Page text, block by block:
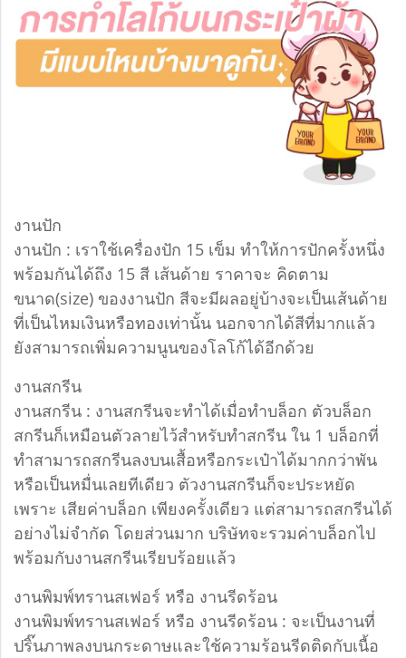
งานปัก
งานปัก : เราใช้เครื่องปัก 15 เข็ม ทำให้การปักครั้งหนึ่ง
พร้อมกันได้ถึง 15 สี เส้นด้าย ราคาจะ คิดตาม
ขนาด(size) ของงานปัก สีจะมีผลอยู่บ้างจะเป็นเส้นด้าย
ที่เป็นไหมเงินหรือทองเท่านั้น นอกจากได้สีที่มากแล้ว
ยังสามารถเพิ่มความนูนของโลโก้ได้อีกด้วย
งานสกรีน
งานสกรีน : งานสกรีนจะทำได้เมื่อทำบล็อก ตัวบล็อก
สกรีนก็เหมือนตัวลายไว้สำหรับทำสกรีน ใน 1 บล็อกที่
ทำสามารถสกรีนลงบนเสื้อหรือกระเป๋าได้มากกว่าพัน
หรือเป็นหมื่นเลยทีเดียว ตัวงานสกรีนก็จะประหยัด
เพราะ เสียค่าบล็อก เพียงครั้งเดียว แต่สามารถสกรีนได้
อย่างไม่จำกัด โดยส่วนมาก บริษัทจะรวมค่าบล็อกไป
พร้อมกับงานสกรีนเรียบร้อยแล้ว
งานพิมพ์ทรานสเฟอร์ หรือ งานรีดร้อน
งานพิมพ์ทรานสเฟอร์ หรือ งานรีดร้อน : จะเป็นงานที่
ปริ๊นภาพลงบนกระดาษและใช้ความร้อนรีดติดกับเนื้อ